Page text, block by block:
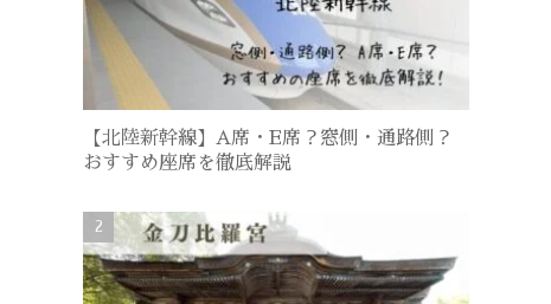
【北陸新幹線】A席・E席？窓側・通路側？
おすすめ座席を徹底解説